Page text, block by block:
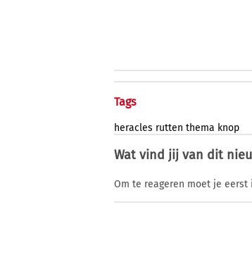
Tags
heracles rutten thema knop
Wat vind jij van dit
Om te reageren moet je eerst